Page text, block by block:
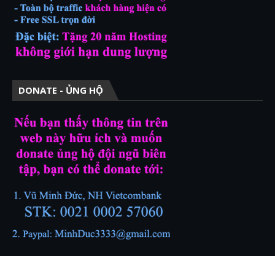
DONATE - ỦNG HỘ